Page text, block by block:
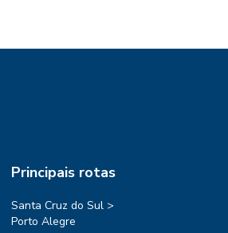
Principais rotas
Santa Cruz do Sul >
Porto Alegre